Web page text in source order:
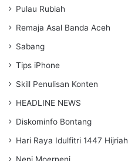
Pulau Rubiah
Remaja Asal Banda Aceh
Sabang
Tips iPhone
Skill Penulisan Konten
HEADLINE NEWS
Diskominfo Bontang
Hari Raya Idulfitri 1447 Hijriah